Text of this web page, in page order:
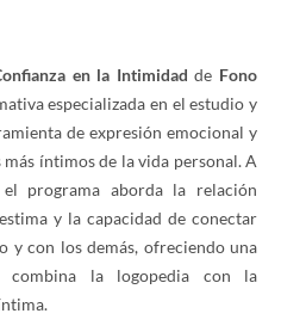
en la Intimidad de Fono
especializada en el estudio y
de expresión emocional y
íntimos de la vida personal. A
programa aborda la relación
y la capacidad de conectar
y con los demás, ofreciendo una
combina la logopedia con la